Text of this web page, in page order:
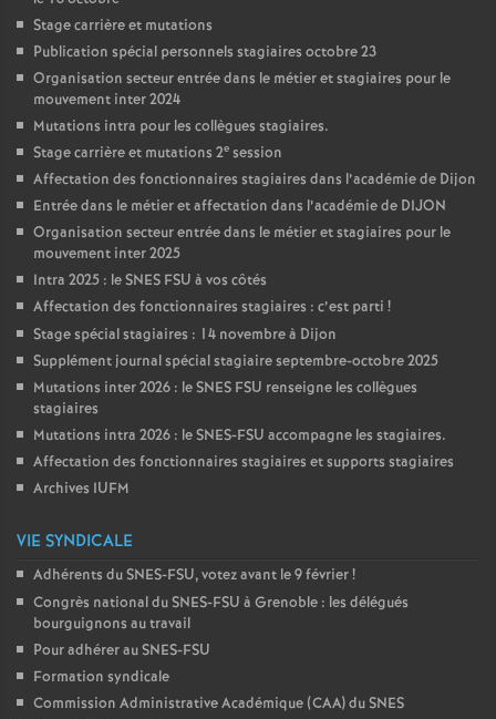
Stage carrière et mutations
Publication spécial personnels stagiaires octobre 23
Organisation secteur entrée dans le métier et stagiaires pour le
mouvement inter 2024
Mutations intra pour les collègues stagiaires.
Stage carrière et mutations 2e session
Affectation des fonctionnaires stagiaires dans l’académie de Dijon
Entrée dans le métier et affectation dans l’académie de DIJON
Organisation secteur entrée dans le métier et stagiaires pour le
mouvement inter 2025
Intra 2025 : le SNES FSU à vos côtés
Affectation des fonctionnaires stagiaires : c’est parti !
Stage spécial stagiaires : 14 novembre à Dijon
Supplément journal spécial stagiaire septembre-octobre 2025
Mutations inter 2026 : le SNES FSU renseigne les collègues
stagiaires
Mutations intra 2026 : le SNES-FSU accompagne les stagiaires.
Affectation des fonctionnaires stagiaires et supports stagiaires
Archives IUFM
VIE SYNDICALE
Adhérents du SNES-FSU, votez avant le 9 février!
Congrès national du SNES-FSU à Grenoble : les délégués
bourguignons au travail
Pour adhérer au SNES-FSU
Formation syndicale
Commission Administrative Académique (CAA) du SNES